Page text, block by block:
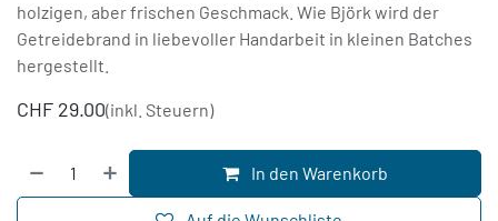
holzigen, aber frischen Geschmack. Wie Björk wird der
Getreidebrand in liebevoller Handarbeit in kleinen Batches
hergestellt.
CHF 29.00(inkl. Steuern)
In den Warenkorb